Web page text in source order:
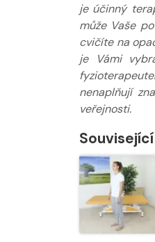
je účinný
může Vaše
cvičíte na
je Vámi
nenaplňují
veřejnosti.